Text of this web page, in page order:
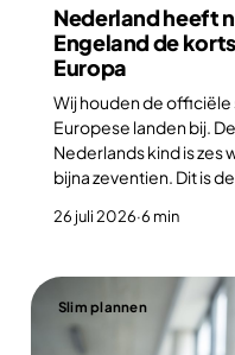
Nederland heeft
Engeland de
Europa
Wij houden de officiële
Europese landen bij.
Nederlands kind is zes
bijna zeventien. Dit is
26 juli 2026·6 min
Slim plannen